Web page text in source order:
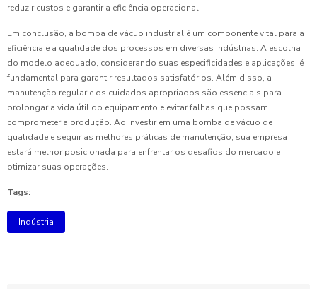
reduzir custos e garantir a eficiência operacional.
Em conclusão, a bomba de vácuo industrial é um componente vital para a
eficiência e a qualidade dos processos em diversas indústrias. A escolha
do modelo adequado, considerando suas especificidades e aplicações, é
fundamental para garantir resultados satisfatórios. Além disso, a
manutenção regular e os cuidados apropriados são essenciais para
prolongar a vida útil do equipamento e evitar falhas que possam
comprometer a produção. Ao investir em uma bomba de vácuo de
qualidade e seguir as melhores práticas de manutenção, sua empresa
estará melhor posicionada para enfrentar os desafios do mercado e
otimizar suas operações.
Tags:
Indústria